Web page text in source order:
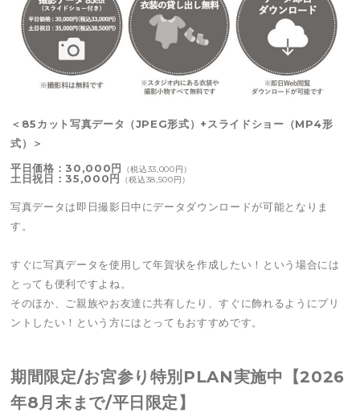
＜85カット写真データ（JPEG形式）+スライドショー（MP4形
式）＞
平日価格：30,000円
（税込33,000円）
土日祝日：35,000円 （税込38,500円）
写真データは即日撮影日中にデータダウンロードが可能となりま
す。
すぐに写真データを使用して年賀状を作成したい！という場合には
とっても便利ですよね。
そのほか、ご親族やお友達に共有したり、すぐに飾れるようにプリ
ントしたい！という方にはとってもおすすめです。
期間限定/お宮参り特別PLAN実施中【2026
年8月末まで/平日限定】